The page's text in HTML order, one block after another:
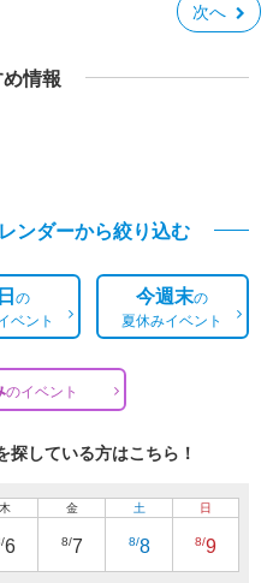
次へ
情報
ンダーから絞り込む
の
ベント
今週末の
夏休みイベント
のイベント
している方はこちら！
木
6
金
8/7
土
8/8
日
8/9